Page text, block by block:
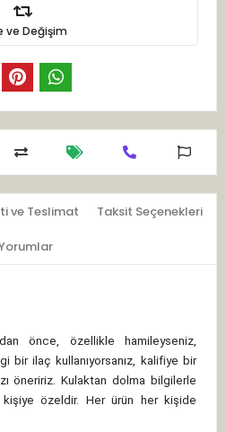
ve Değişim
ve Teslimat Taksit Seçenekleri
önce, özellikle hamileyseniz,
bir ilaç kullanıyorsanız, kalifiye bir
öneririz. Kulaktan dolma bilgilerle
kişiye özeldir. Her ürün her kişide